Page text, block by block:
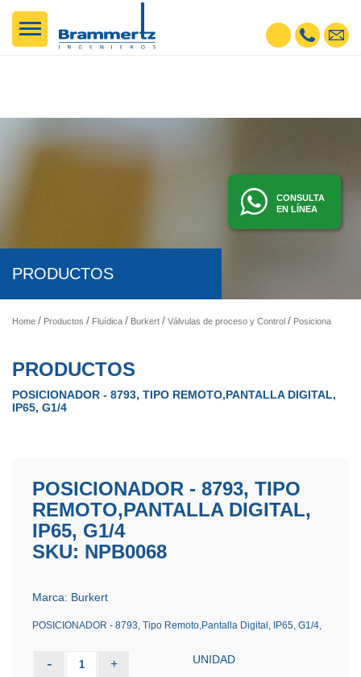
CONSULTA
EN LÍNEA
PRODUCTOS
Home Productos Fluídica Burkert Válvulas de proceso y Control Posicionadores
PRODUCTOS
POSICIONADOR - 8793, TIPO REMOTO,PANTALLA DIGITAL,
IP65, G1/4
POSICIONADOR - 8793, TIPO
REMOTO,PANTALLA DIGITAL,
IP65, G1/4
SKU: NPB0068
Marca: Burkert
POSICIONADOR - 8793, Tipo Remoto,Pantalla Digital, IP65, G1/4,
- 1 + UNIDAD